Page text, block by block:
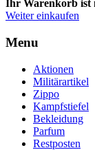
Ihr Warenkorb ist
Weiter einkaufen
Menu
Aktionen
Militärartikel
Zippo
Kampfstiefel
Bekleidung
Parfum
Restposten